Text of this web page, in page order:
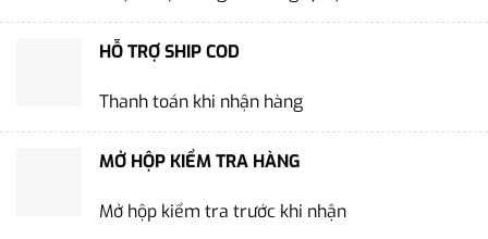
HỖ TRỢ SHIP COD
Thanh toán khi nhận hàng
MỞ HỘP KIỂM TRA HÀNG
Mở hộp kiểm tra trước khi nhận